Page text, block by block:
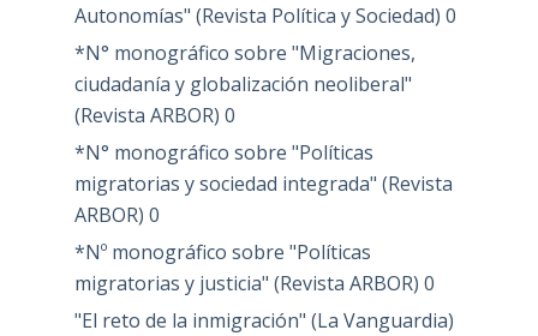
Autonomías" (Revista Política y Sociedad) 0
*N° monográfico sobre "Migraciones,
ciudadanía y globalización neoliberal"
(Revista ARBOR) 0
*N° monográfico sobre "Políticas
migratorias y sociedad integrada" (Revista
ARBOR) 0
*Nº monográfico sobre "Políticas
migratorias y justicia" (Revista ARBOR) 0
"El reto de la inmigración" (La Vanguardia)